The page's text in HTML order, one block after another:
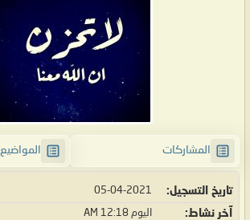
المشاركات المواضيع
تاريخ التسجيل 05-04-2021
آخر نشاط اليوم 12:18 AM